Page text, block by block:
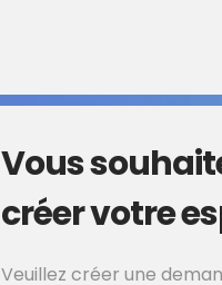
Vous
créer votre
Veuillez créer une